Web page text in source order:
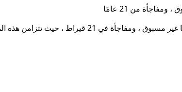
ارتفاع أسعار الذهب على المستوى العالمي.